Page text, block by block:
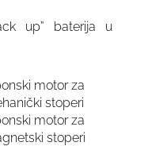
up” baterija u
motor za
stoperi
motor za
stoperi